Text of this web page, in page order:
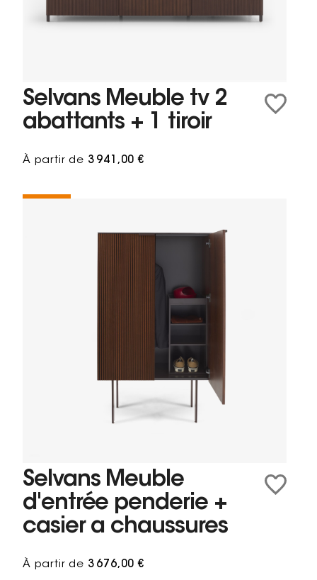
Selvans Meuble tv 2
abattants + 1 tiroir
À partir de 3 941,00 €
Selvans Meuble
d'entrée penderie +
casier a chaussures
À partir de 3 676,00 €